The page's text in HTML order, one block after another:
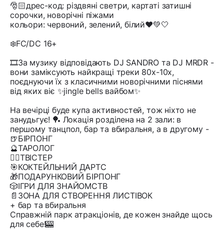
🎅🏻дрес-код: різдвяні светри, картаті затишні
сорочки, новорічні піжами
кольори: червоний, зелений, білий❤️💚🤍
❄️FC/DC 16+
🎞️За музику відповідають DJ SANDRO та DJ MRDR -
вони заміксують найкращі треки 80х-10х,
поєднуючи їх з класичними новорічними піснями
від яких віє ✨jingle bells вайбом✨
На вечірці буде купа активностей, тож ніхто не
занудьгує! 🏓 Локація розділена на 2 зали: в
першому танцпол, бар та вбиральня, а в другому -
🍺БІРПОНГ
🔮ТАРОЛОГ
🤸‍♂️ТВІСТЕР
🎯КОКТЕЙЛЬНИЙ ДАРТС
🎁ПОДАРУНКОВИЙ БІРПОНГ
🎲ІГРИ ДЛЯ ЗНАЙОМСТВ
📄ЗОНА ДЛЯ СТВОРЕННЯ ЛИСТІВОК
+ бар та вбиральня
Справжній парк атракціонів, де кожен знайде щось
для себе!🎰